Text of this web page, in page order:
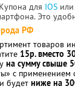
для IOS или
Это
РФ
товаров
15р. вместо
на сумму свыше
с применением
будет ниже на